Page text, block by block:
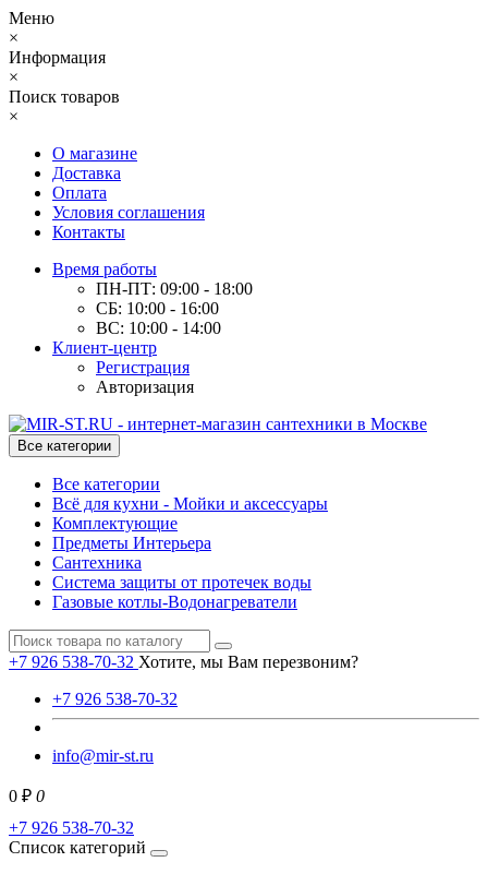
Меню
×
Информация
×
Поиск товаров
×
О магазине
Доставка
Оплата
Условия соглашения
Контакты
Время работы
ПН-ПТ: 09:00 - 18:00
СБ: 10:00 - 16:00
ВС: 10:00 - 14:00
Клиент-центр
Регистрация
Авторизация
Все категории
Все категории
Всё для кухни - Мойки и аксессуары
Комплектующие
Предметы Интерьера
Сантехника
Система защиты от протечек воды
Газовые котлы-Водонагреватели
+7 926 538-70-32 Хотите, мы Вам перезвоним?
+7 926 538-70-32
info@mir-st.ru
0 ₽ 0
+7 926 538-70-32
Список категорий